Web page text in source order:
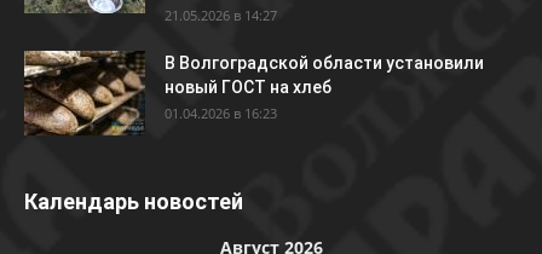
21.05.2026 в 14:27
В Волгоградской области установили
новый ГОСТ на хлеб
01.04.2026 в 16:23
Календарь новостей
Август 2026